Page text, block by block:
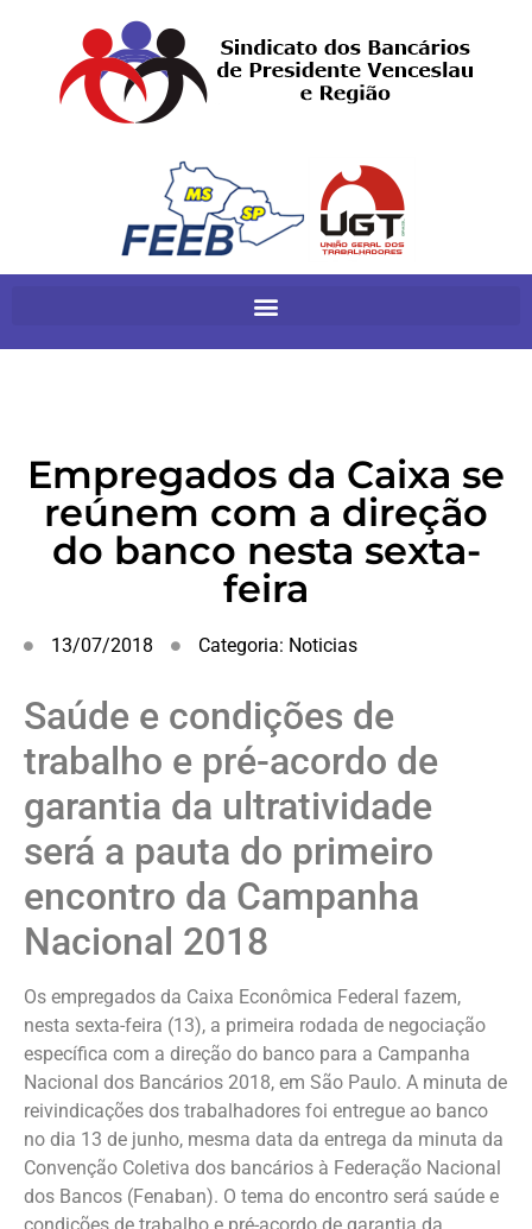
Empregados da Caixa se
reúnem com a direção
do banco nesta sexta-
feira
13/07/2018 Categoria: Noticias
Saúde e condições de
trabalho e pré-acordo de
garantia da ultratividade
será a pauta do primeiro
encontro da Campanha
Nacional 2018
Os empregados da Caixa Econômica Federal fazem,
nesta sexta-feira (13), a primeira rodada de negociação
específica com a direção do banco para a Campanha
Nacional dos Bancários 2018, em São Paulo. A minuta de
reivindicações dos trabalhadores foi entregue ao banco
no dia 13 de junho, mesma data da entrega da minuta da
Convenção Coletiva dos bancários à Federação Nacional
dos Bancos (Fenaban). O tema do encontro será saúde e